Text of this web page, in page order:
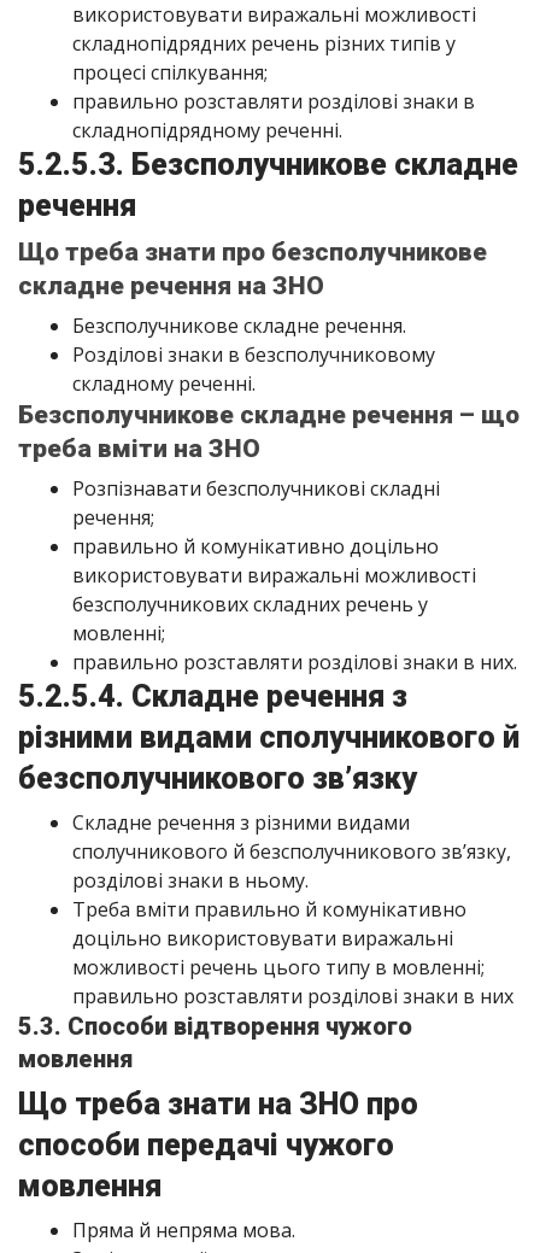
використовувати виражальні можливості
складнопідрядних речень різних типів у
процесі спілкування;
правильно розставляти розділові знаки в
складнопідрядному реченні.
5.2.5.3. Безсполучникове складне
речення
Що треба знати про безсполучникове
складне речення на ЗНО
Безсполучникове складне речення.
Розділові знаки в безсполучниковому
складному реченні.
Безсполучникове складне речення – що
треба вміти на ЗНО
Розпізнавати безсполучникові складні
речення;
правильно й комунікативно доцільно
використовувати виражальні можливості
безсполучникових складних речень у
мовленні;
правильно розставляти розділові знаки в них.
5.2.5.4. Складне речення з
різними видами сполучникового й
безсполучникового зв’язку
Складне речення з різними видами
сполучникового й безсполучникового зв’язку,
розділові знаки в ньому.
Треба вміти правильно й комунікативно
доцільно використовувати виражальні
можливості речень цього типу в мовленні;
правильно розставляти розділові знаки в них
5.3. Способи відтворення чужого
мовлення
Що треба знати на ЗНО про
способи передачі чужого
мовлення
Пряма й непряма мова.